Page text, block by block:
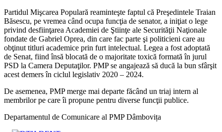
Partidul Mişcarea Populară reaminteşte faptul că Preşedintele Traian
Băsescu, pe vremea când ocupa funcţia de senator, a iniţiat o lege
privind desfiinţarea Academiei de Ştiinţe ale Securităţii Naţionale
fondate de Gabriel Oprea, din care fac parte şi politicieni care au
obţinut titluri academice prin furt intelectual. Legea a fost adoptată
de Senat, fiind însă blocată de o majoritate toxică formată în jurul
PSD la Camera Deputaţilor. PMP se angajează să ducă la bun sfârşit
acest demers în ciclul legislativ 2020 – 2024.
De asemenea, PMP merge mai departe făcând un triaj intern al
membrilor pe care îi propune pentru diverse funcţii publice.
Departamentul de Comunicare al PMP Dâmbovița